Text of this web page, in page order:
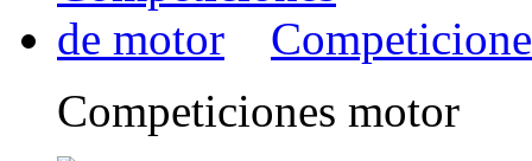
Competiciones motor